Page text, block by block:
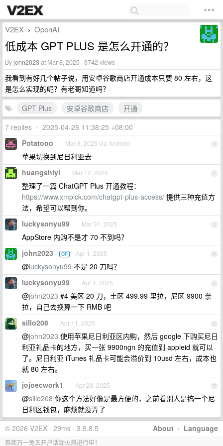
V2EX › OpenAI
低成本 GPT PLUS 是怎么开通的？
Byjohn2023at Mar 8, 2025 · 3742 views
我看到有好几个帖子说，用安卓谷歌商店开通成本只要 80 左右，这
是怎么实现的呢？有老哥知道吗？
GPT Plus
安卓谷歌商店
开通
7 replies • 2025-04-28 11:38:25 +08:00
1
Potatooo Mar 8, 2025 via Android
苹果切换到尼日利亚去
2
huangshiyi Mar 12, 2025
整理了一篇 ChatGPT Plus 开通教程：
https://www.xmpick.com/chatgpt-plus-access/ 提供三种充值方
法，希望可以帮到你。
3
luckysonyu99 Mar 31, 2025
AppStore 内购不是才 70 不到吗？
4
john2023 OP Apr 1, 2025
@luckysonyu99 不是 20 刀吗？
5
luckysonyu99 Apr 1, 2025
@john2023 #4 美区 20 刀，土区 499.99 里拉，尼区 9900 奈
拉，自己去换算一下 RMB 吧
6
sillo208 Apr 11, 2025
@john2023 使用苹果尼日利亚区内购，然后 google 下购买尼日
利亚礼品卡的地方，买一张 9900ngn 的充值到 appleid 就可以
了。尼日利亚 iTunes 礼品卡可能会溢价到 10usd 左右，成本也
就 80 左右。
7
jojoecwork1 Apr 28, 2025
@sillo208 你这个方法好像是最方便的，之前看别人是搞一个尼
日利区钱包，麻烦就没弄了
About · Language
© 2026 V2EX · 29ms · 3.9.8.5
券商万一免五开户活动火热进行中！